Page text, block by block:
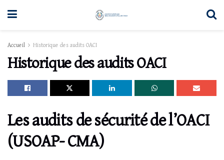
Accueil Historique des audits OACI
Historique des audits OACI
Les audits de sécurité de l’OACI
(USOAP- CMA)